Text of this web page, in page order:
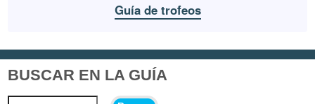
Guía de trofeos
BUSCAR EN LA GUÍA